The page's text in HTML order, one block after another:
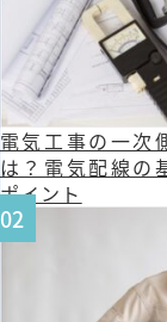
電気工事の一次
は？電気配線の
ポイント